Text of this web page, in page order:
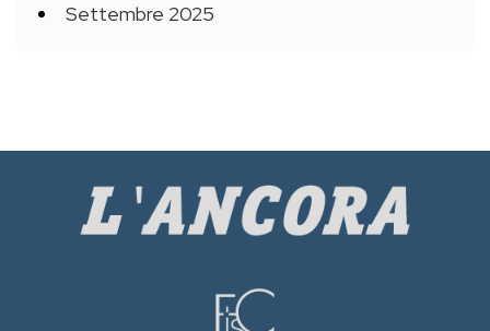
Settembre 2025